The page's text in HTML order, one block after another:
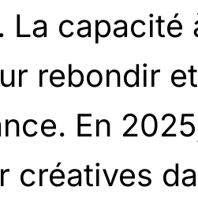
La
rebondir
En
créatives